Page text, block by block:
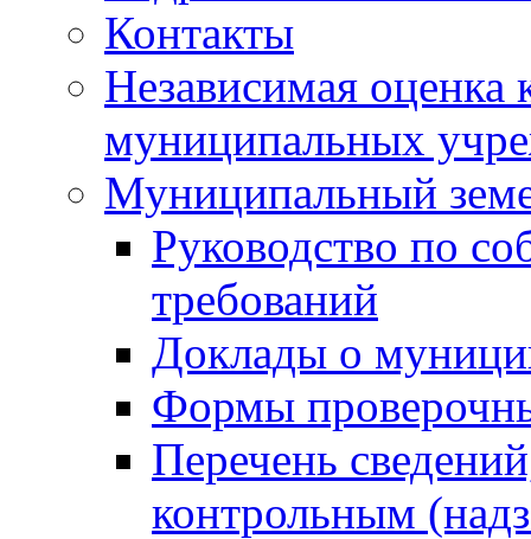
Контакты
Независимая оценка
муниципальных
Муниципальный
Руководство по
требований
Доклады о
Формы
Перечень
контрольным